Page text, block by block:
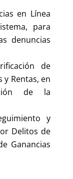
en Línea
para
denuncias
de
y Rentas, en
de la
y
Delitos de
Ganancias